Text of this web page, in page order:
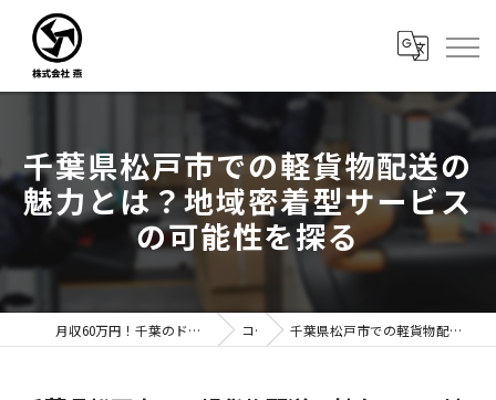
千葉県松戸市での軽貨物配送の
魅力とは？地域密着型サービス
の可能性を探る
月収60万円！千葉のドライバー転職なら株式会社燕｜未経験歓迎 コラム 千葉県松戸市での軽貨物配送の魅力とは？地域密着型サービスの可能性を探る